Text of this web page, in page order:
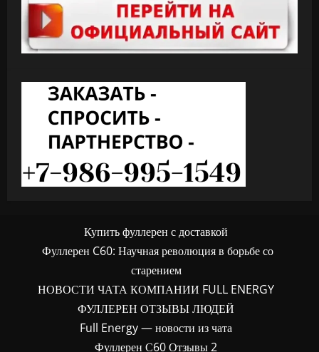
Купить фуллерен с доставкой
Фуллерен C60: Научная революция в борьбе со
старением
НОВОСТИ ЧАТА КОМПАНИИ FULL ENERGY
ФУЛЛЕРЕН ОТЗЫВЫ ЛЮДЕЙ
Full Energy — новости из чата
Фуллерен С60 Отзывы 2